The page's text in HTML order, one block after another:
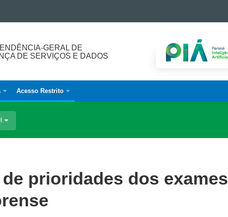
GERAL DE
DE SERVIÇOS E DADOS
Acesso Restrito
prioridades dos exames